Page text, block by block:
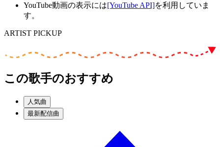
YouTube動画の表示には[YouTube API]を利用していま
す。
ARTIST PICKUP
この歌手のおすすめ
人気曲
最新配信曲